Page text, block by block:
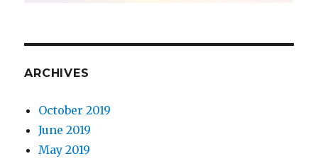
ARCHIVES
October 2019
June 2019
May 2019